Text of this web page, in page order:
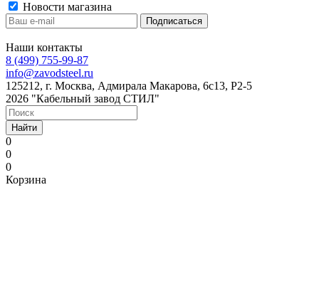
Новости магазина
Наши контакты
8 (499) 755-99-87
info@zavodsteel.ru
125212, г. Москва, Адмирала Макарова, 6с13, Р2-5
2026 "Кабельный завод СТИЛ"
Найти
0
0
0
Корзина